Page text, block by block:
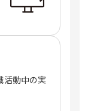
活動中の実